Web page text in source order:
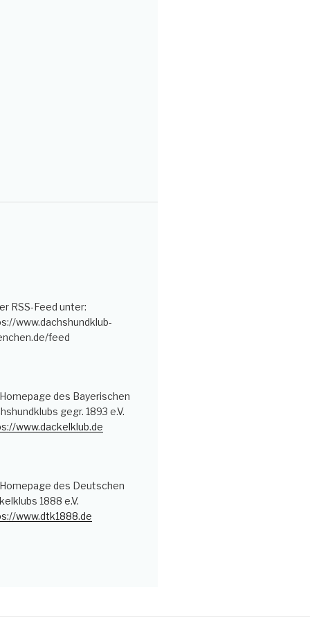
RSS-Feed unter:
www.dachshundklub-
feed
des Bayerischen
gegr. 1893 e.V.
www.dackelklub.de
des Deutschen
1888 e.V.
www.dtk1888.de